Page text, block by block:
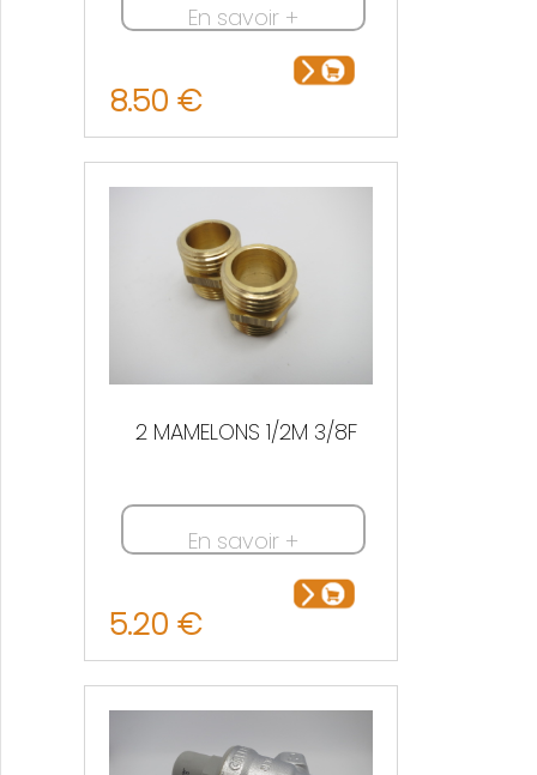
En savoir +
8.50 €
2 MAMELONS 1/2M 3/8F
En savoir +
5.20 €